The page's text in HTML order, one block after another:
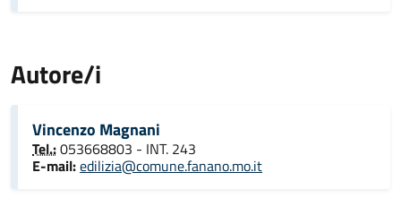
Autore/i
Vincenzo Magnani
Tel.:053668803 - INT. 243
E-mail:edilizia@comune.fanano.mo.it